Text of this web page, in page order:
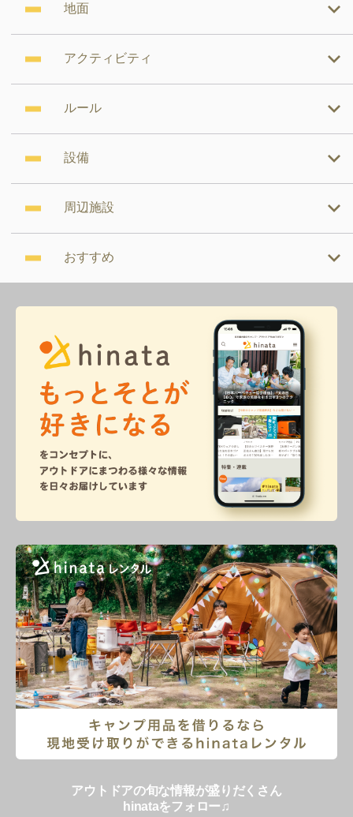
地面
アクティビティ
ルール
設備
周辺施設
おすすめ
アウトドアの旬な情報が盛りだくさん
hinataをフォロー♫